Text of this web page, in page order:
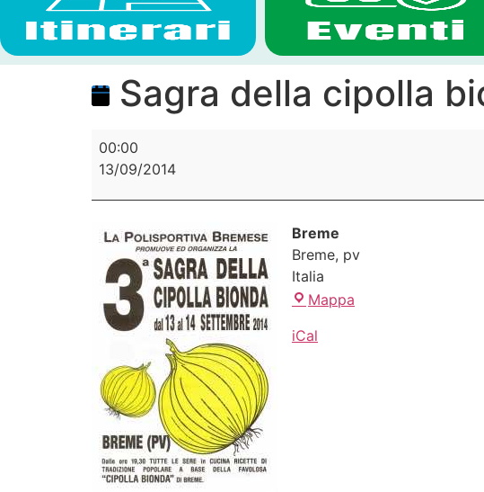
Sagra della cipolla
00:00
13/09/2014
Breme
Breme, pv
Italia
Mappa
iCal